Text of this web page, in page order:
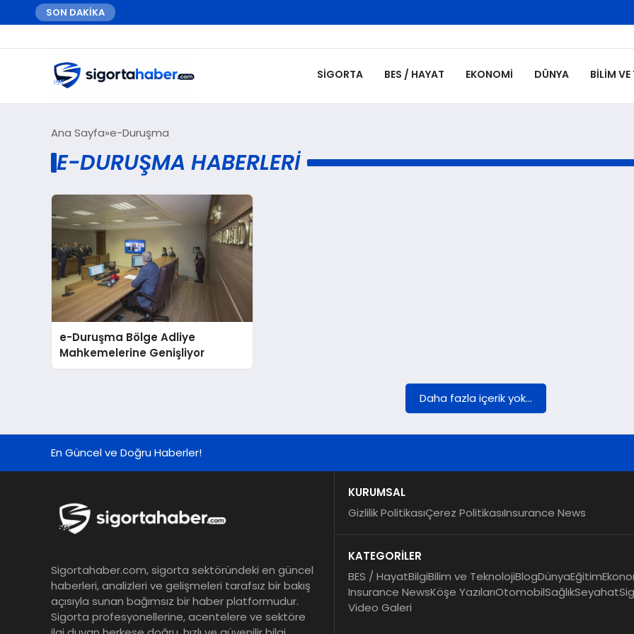
SON DAKİKA
SIGORTA BES / HAYAT EKONOMI DÜNYA BILIM
Ana Sayfa e-Duruşma
E-DURUŞMA HABERLERI
e-Duruşma Bölge Adliye
Mahkemelerine Genişliyor
Daha fazla içerik yok...
En Güncel ve Doğru Haberler!
Sigortahaber.com, sigorta sektöründeki en güncel
haberleri, analizleri ve gelişmeleri tarafsız bir bakış
açısıyla sunan bağımsız bir haber platformudur.
Sigorta profesyonellerine, acentelere ve sektöre
KURUMSAL
Gizlilik PolitikasıÇerez PolitikasıInsurance News
KATEGORİLER
BES / HayatBilgiBilim ve TeknolojiBlogDünyaEğitim
Insurance NewsKöşe YazılarıOtomobilSağlıkSeyahat
Video Galeri